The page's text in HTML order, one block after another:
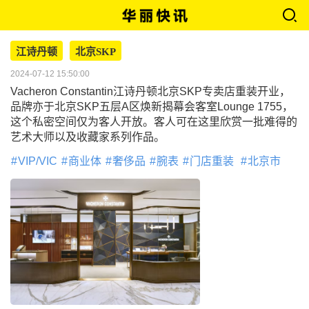
江诗丹顿 北京SKP
2024-07-12 15:50:00
Vacheron Constantin江诗丹顿北京SKP专卖店重装开业，
品牌亦于北京SKP五层A区焕新揭幕会客室Lounge 1755，
这个私密空间仅为客人开放。客人可在这里欣赏一批难得的
艺术大师以及收藏家系列作品。
VIP/VIC 商业体 奢侈品 腕表 门店重装 北京市